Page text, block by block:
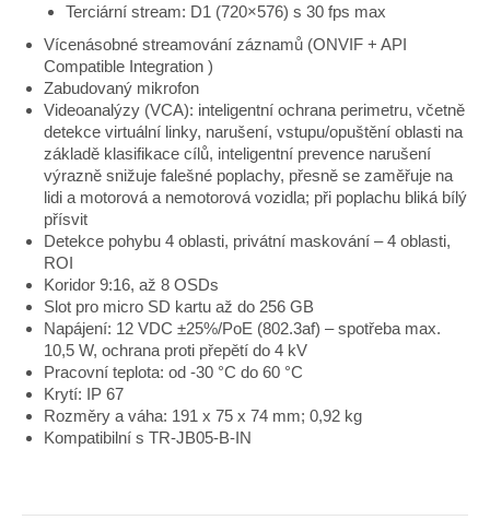
Terciární stream: D1 (720×576) s 30 fps max
Vícenásobné streamování záznamů (ONVIF + API
Compatible Integration )
Zabudovaný mikrofon
Videoanalýzy (VCA): inteligentní ochrana perimetru, včetně
detekce virtuální linky, narušení, vstupu/opuštění oblasti na
základě klasifikace cílů, inteligentní prevence narušení
výrazně snižuje falešné poplachy, přesně se zaměřuje na
lidi a motorová a nemotorová vozidla; při poplachu bliká bílý
přísvit
Detekce pohybu 4 oblasti, privátní maskování – 4 oblasti,
ROI
Koridor 9:16, až 8 OSDs
Slot pro micro SD kartu až do 256 GB
Napájení: 12 VDC ±25%/PoE (802.3af) – spotřeba max.
10,5 W, ochrana proti přepětí do 4 kV
Pracovní teplota: od -30 °C do 60 °C
Krytí: IP 67
Rozměry a váha: 191 x 75 x 74 mm; 0,92 kg
Kompatibilní s TR-JB05-B-IN